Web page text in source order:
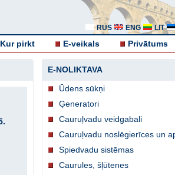
RUS ENG LIT
Kur pirkt E-veikals Privātums
E-NOLIKTAVA
Ūdens sūkņi
Ģeneratori
Cauruļvadu veidgabali
Cauruļvadu noslēgierīces un
Spiedvadu sistēmas
Caurules, šļūtenes